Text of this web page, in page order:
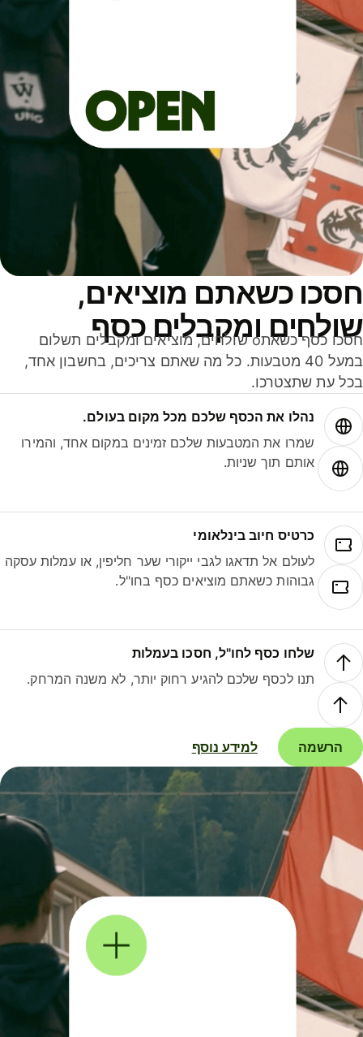
כשאתם מוציאים,
ומקבלים כסף
חסכו כסף כשאתo שולחים, מוציאים ומקבלים תשלום
במעל 40 מטבעות. כל מה שאתם צריכים, בחשבון אחד,
עת שתצטרכו.
נהלו את הכסף שלכם מכל מקום בעולם.
שמרו את המטבעות שלכם זמינים במקום אחד, והמירו
אותם תוך שניות.
כרטיס חיוב בינלאומי
לעולם אל תדאגו לגבי ייקורי שער חליפין, או עמלות עסקה
גבוהות כשאתם מוציאים כסף בחו"ל.
שלחו כסף לחו"ל, חסכו בעמלות
תנו לכסף שלכם להגיע רחוק יותר, לא משנה המרחק.
הרשמה למידע נוסף